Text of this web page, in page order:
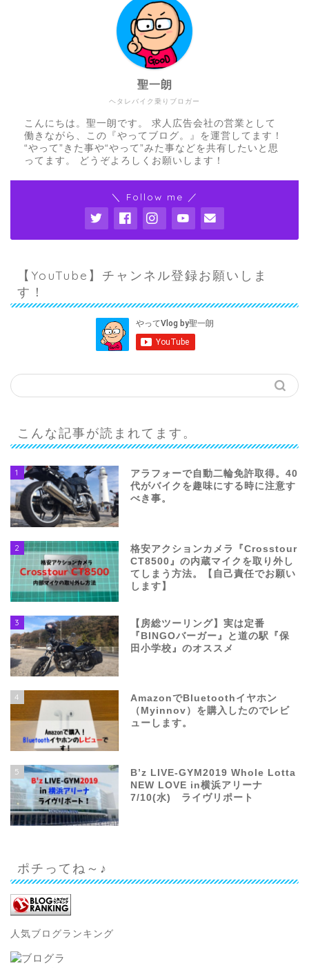
ヘタレバイク乗りブロガー
聖一朗
こんにちは。聖一朗です。 求人広告会社の営業として
働きながら、この『やってブログ。』を運営してます！
“やって”きた事や“やって”みた事などを共有したいと思
ってます。 どうぞよろしくお願いします！
＼ Follow me ／
【YouTube】チャンネル登録お願いしま
す！
こんな記事が読まれてます。
1
アラフォーで自動二輪免許取得。40
代がバイクを趣味にする時に注意す
べき事。
2
格安アクションカメラ『Crosstour
CT8500』の内蔵マイクを取り外し
てしまう方法。【自己責任でお願い
します】
3
【房総ツーリング】実は定番
『BINGOバーガー』と道の駅『保
田小学校』のオススメ
4
AmazonでBluetoothイヤホン
（Myinnov）を購入したのでレビ
ューします。
5
B’z LIVE-GYM2019 Whole Lotta
NEW LOVE in横浜アリーナ
7/10(水) ライヴリポート
ポチってね～♪
人気ブログランキング